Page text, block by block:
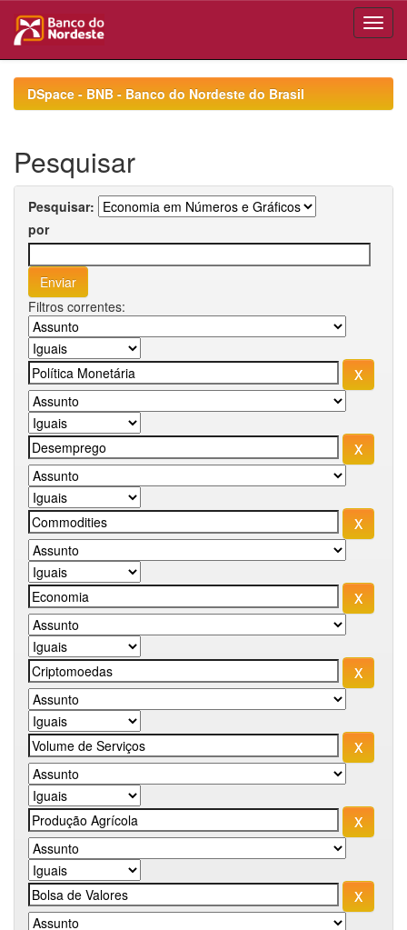
navigationDSpace - BNB - Banco do Nordeste do Brasil
Pesquisar
Pesquisar:
por
Filtros correntes: